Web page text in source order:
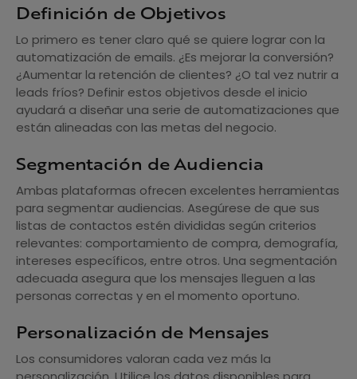
Definición de Objetivos
Lo primero es tener claro qué se quiere lograr con la
automatización de emails. ¿Es mejorar la conversión?
¿Aumentar la retención de clientes? ¿O tal vez nutrir a
leads fríos? Definir estos objetivos desde el inicio
ayudará a diseñar una serie de automatizaciones que
están alineadas con las metas del negocio.
Segmentación de Audiencia
Ambas plataformas ofrecen excelentes herramientas
para segmentar audiencias. Asegúrese de que sus
listas de contactos estén divididas según criterios
relevantes: comportamiento de compra, demografía,
intereses específicos, entre otros. Una segmentación
adecuada asegura que los mensajes lleguen a las
personas correctas y en el momento oportuno.
Personalización de Mensajes
Los consumidores valoran cada vez más la